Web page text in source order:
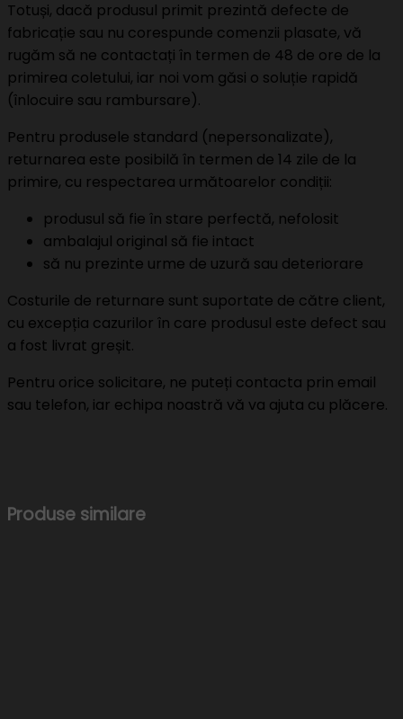
Totuși, dacă produsul primit prezintă defecte de
fabricație sau nu corespunde comenzii plasate, vă
rugăm să ne contactați în termen de 48 de ore de la
primirea coletului, iar noi vom găsi o soluție rapidă
(înlocuire sau rambursare).
Pentru produsele standard (nepersonalizate),
returnarea este posibilă în termen de 14 zile de la
primire, cu respectarea următoarelor condiții:
produsul să fie în stare perfectă, nefolosit
ambalajul original să fie intact
să nu prezinte urme de uzură sau deteriorare
Costurile de returnare sunt suportate de către client,
cu excepția cazurilor în care produsul este defect sau
a fost livrat greșit.
Pentru orice solicitare, ne puteți contacta prin email
sau telefon, iar echipa noastră vă va ajuta cu plăcere.
Produse similare